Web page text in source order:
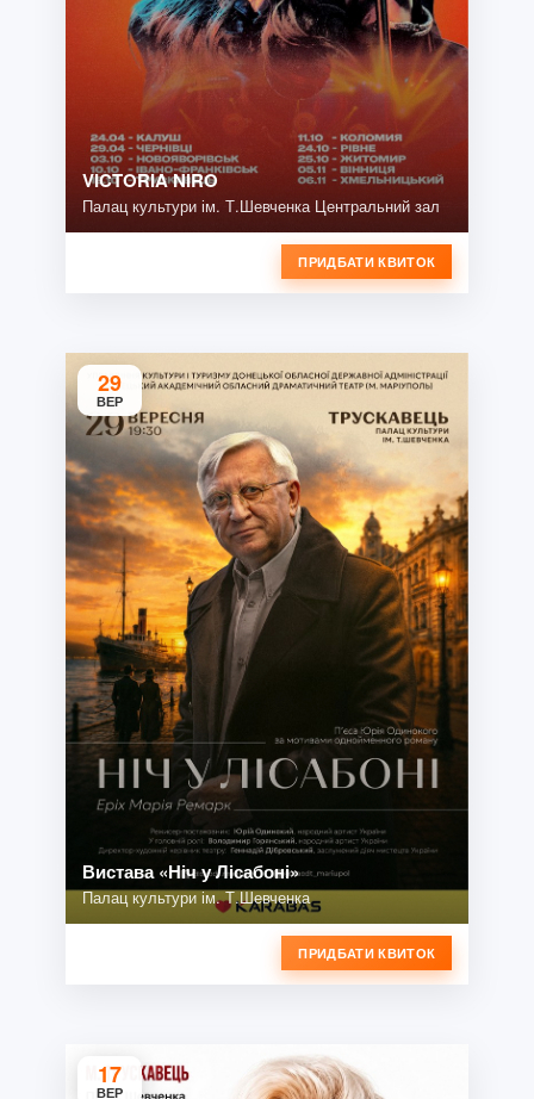
VICTORIA NIRO
Палац культури ім. Т.Шевченка Центральний зал
ПРИДБАТИ КВИТОК
29
ВЕР
Вистава «Ніч у Лісабоні»
Палац культури ім. Т.Шевченка
ПРИДБАТИ КВИТОК
17
ВЕР